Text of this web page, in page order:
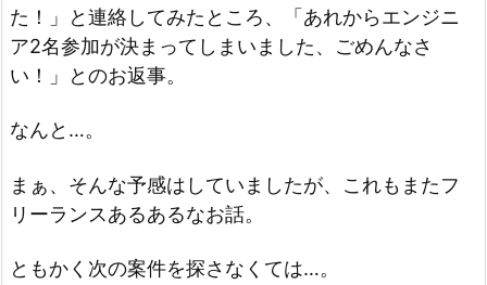
た！」と連絡してみたところ、「あれからエンジニ
ア2名参加が決まってしまいました、ごめんなさ
い！」とのお返事。
なんと…。
まぁ、そんな予感はしていましたが、これもまたフ
リーランスあるあるなお話。
ともかく次の案件を探さなくては…。